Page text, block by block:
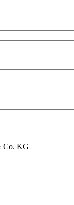
Co. KG